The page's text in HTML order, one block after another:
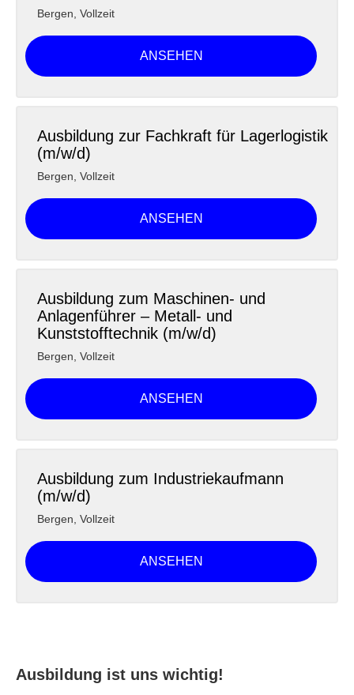
Bergen Vollzeit
ANSEHEN
Ausbildung zur Fachkraft für Lagerlogistik
(m/w/d)
Bergen Vollzeit
ANSEHEN
Ausbildung zum Maschinen- und
Anlagenführer – Metall- und
Kunststofftechnik (m/w/d)
Bergen Vollzeit
ANSEHEN
Ausbildung zum Industriekaufmann
(m/w/d)
Bergen Vollzeit
ANSEHEN
Ausbildung ist uns wichtig!